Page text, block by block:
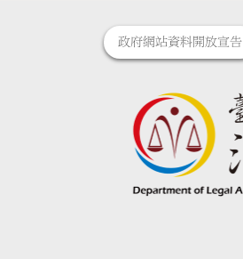
政府網站資料開放宣告